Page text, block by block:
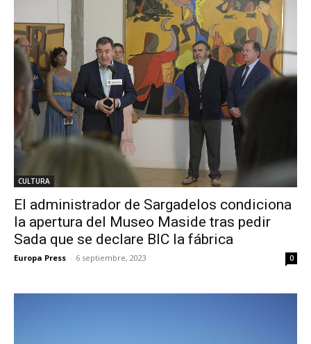
CULTURA
El administrador de Sargadelos condiciona
la apertura del Museo Maside tras pedir
Sada que se declare BIC la fábrica
Europa Press - 6 septiembre, 2023 0